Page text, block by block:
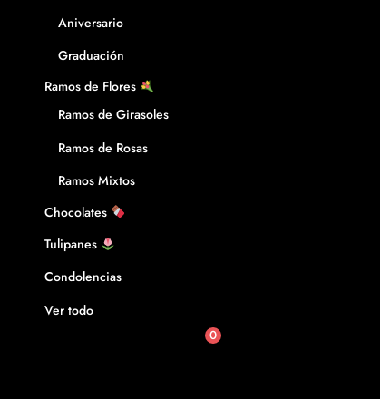
Aniversario
Graduación
Ramos de Flores
Ramos de Girasoles
Ramos de Rosas
Ramos Mixtos
Chocolates
Tulipanes
Condolencias
Ver todo
0